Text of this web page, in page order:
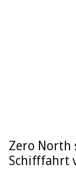
Zero North
Schifffahrt